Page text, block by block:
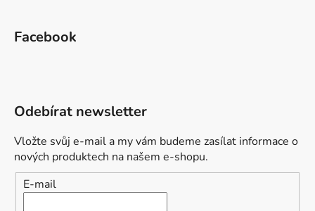
Facebook
Odebírat newsletter
Vložte svůj e-mail a my vám budeme zasílat informace o
nových produktech na našem e-shopu.
E-mail